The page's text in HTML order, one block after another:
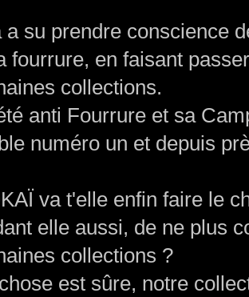
a su prendre conscience
fourrure, en faisant
collections.
anti Fourrure et sa
numéro un et depuis
va t'elle enfin faire le
elle aussi, de ne plus
collections ?
est sûre, notre